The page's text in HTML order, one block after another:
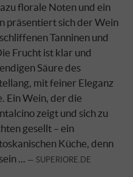
florale Noten und ein
präsentiert sich der Wein
Tanninen und
Frucht ist klar und
Säure des
mit feiner Eleganz
Ein Wein, der die
zeigt und sich zu
gesellt – ein
Küche, denn
...
SUPERIORE.DE